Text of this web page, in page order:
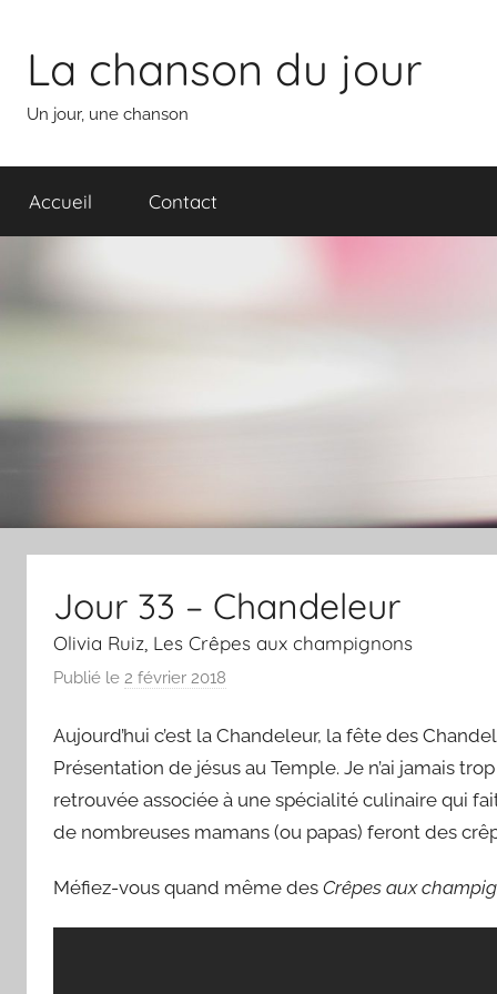
contenu
La chanson du jour
Un jour, une chanson
Accueil Contact
Jour 33 – Chandeleur
Olivia Ruiz, Les Crêpes aux champignons
Publié le 2 février 2018
r
L
a
a
Aujourd’hui c’est la Chandeleur, la fête des
Présentation de jésus au Temple. Je n’ai jamais
retrouvée associée à une spécialité culinaire qui
de nombreuses mamans (ou papas) feront des
Méfiez-vous quand même des Crêpes aux